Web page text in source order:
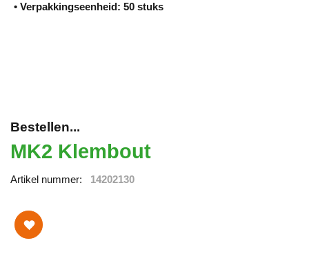
• Verpakkingseenheid: 50 stuks
Bestellen...
MK2 Klembout
Artikel nummer 14202130